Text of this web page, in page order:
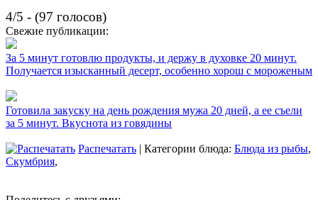
4/5 - (97 голосов)
Свежие публикации:
За 5 минут готовлю продукты, и держу в духовке 20 минут.
Получается изысканный десерт, особенно хорош с мороженым
Готовила закуску на день рождения мужа 20 дней, а ее съели
за 5 минут. Вкуснота из говядины
Распечатать | Категории блюда: Блюда из рыбы,
Скумбрия,